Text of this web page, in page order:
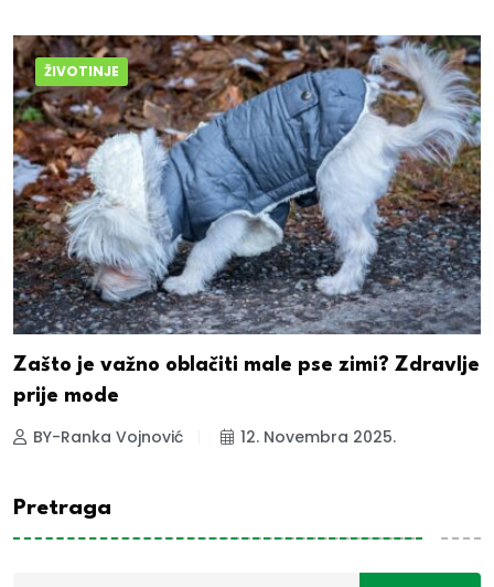
ŽIVOTINJE
Zašto je važno oblačiti male pse zimi? Zdravlje
prije mode
BY-Ranka Vojnović 12. Novembra 2025.
Pretraga